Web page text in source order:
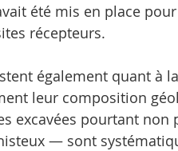
été mis en place
récepteurs.
également quant à
leur composition
excavées pourtant non
— sont